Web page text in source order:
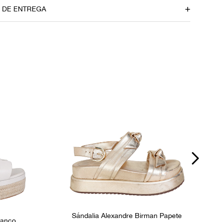
sobre as medidas? Fale com a nossa equipe.
ENTREGA
Sándalia Alexandre Birman Papete